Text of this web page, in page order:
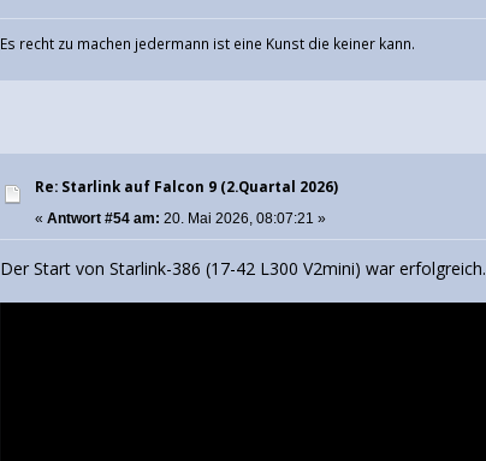
Es recht zu machen jedermann ist eine Kunst die keiner kann.
Re: Starlink auf Falcon 9 (2.Quartal 2026)
«Antwort #54 am: 20. Mai 2026, 08:07:21 »
Der Start von Starlink-386 (17-42 L300 V2mini) war erfolgreich.